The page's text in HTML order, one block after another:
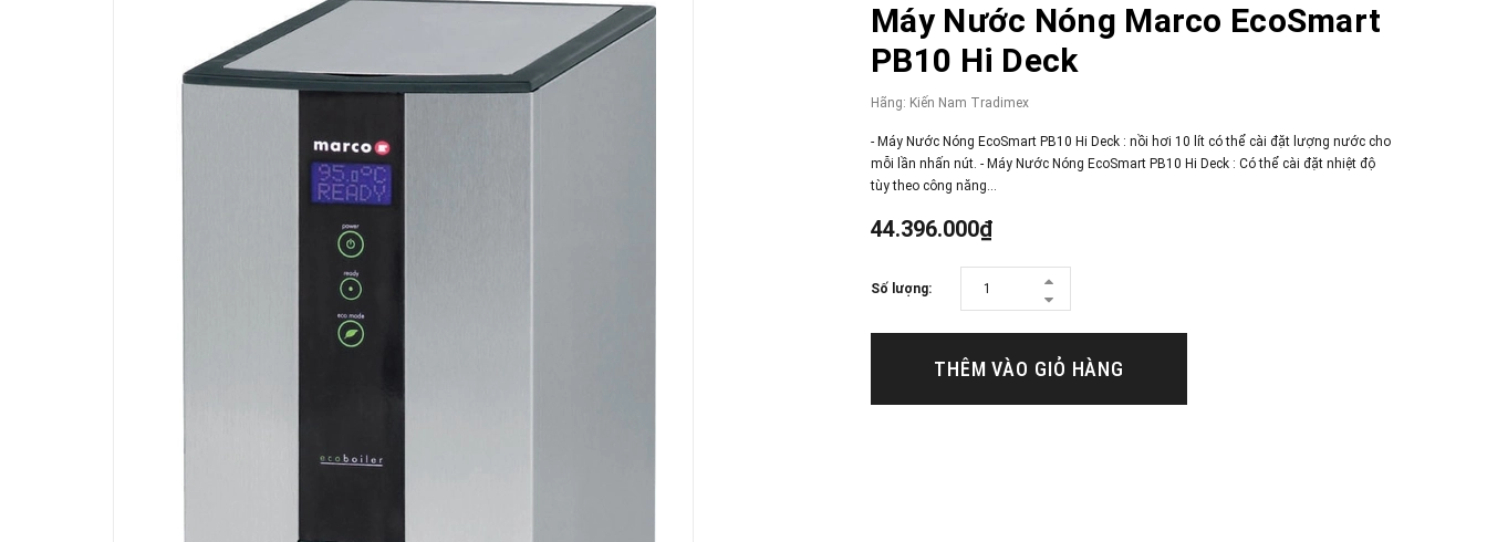
Máy Nước Nóng Marco EcoSmart
PB10 Hi Deck
Hãng: Kiến Nam Tradimex
- Máy Nước Nóng EcoSmart PB10 Hi Deck : nồi hơi 10 lít có thể cài đặt lượng nước cho
mỗi lần nhấn nút. - Máy Nước Nóng EcoSmart PB10 Hi Deck : Có thể cài đặt nhiệt độ
tùy theo công năng...
44.396.000₫
Số lượng:
THÊM VÀO GIỎ HÀNG